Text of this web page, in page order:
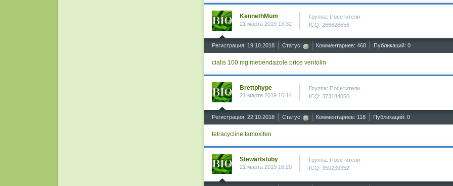
KennethMum
21 марта 2019 13:32
Группа: Посетители
ICQ: 266626656
Регистрация: 19.10.2018 Статус: Комментариев: 468 Публикаций: 0
cialis 100 mg mebendazole price ventolin
Brettphype
21 марта 2019 16:14
Группа: Посетители
ICQ: 373184050
Регистрация: 22.10.2018 Статус: Комментариев: 118 Публикаций: 0
tetracycline tamoxifen
Stewartstuby
21 марта 2019 16:20
Группа: Посетители
ICQ: 350239352